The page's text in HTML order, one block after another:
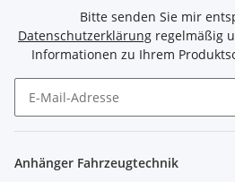
Bitte senden Sie mir
Datenschutzerklärung regelmäßig
Informationen zu Ihrem
Anhänger Fahrzeugtechnik